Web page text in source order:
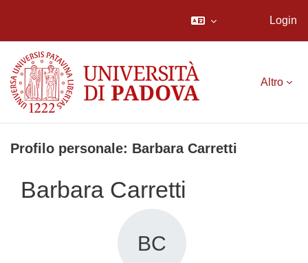
Login
Altro
Profilo personale: Barbara Carretti
Barbara Carretti
BC